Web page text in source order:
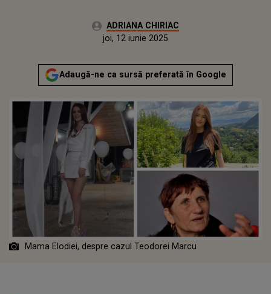
Autor:ADRIANA CHIRIAC
Actualizat:
joi, 12 iunie 2025
Adaugă-ne ca sursă preferată în Google
Mama Elodiei, despre cazul Teodorei Marcu